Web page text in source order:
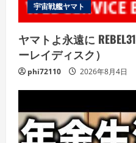
宇宙戦艦ヤマト
ヤマトよ永遠に
ーレイディスク）
phi72110 2026年8月4日